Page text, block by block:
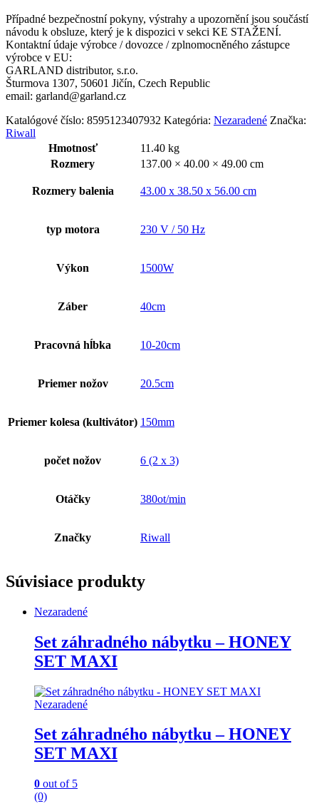
Případné bezpečnostní pokyny, výstrahy a upozornění jsou součástí
návodu k obsluze, který je k dispozici v sekci KE STAŽENÍ.
Kontaktní údaje výrobce / dovozce / zplnomocněného zástupce
výrobce v EU:
GARLAND distributor, s.r.o.
Šturmova 1307, 50601 Jičín, Czech Republic
email: garland@garland.cz
Katalógové číslo: 8595123407932 Kategória: Nezaradené Značka:
Riwall
Hmotnosť
11.40 kg
Rozmery
137.00 × 40.00 × 49.00 cm
Rozmery balenia 43.00 x 38.50 x 56.00 cm
typ motora 230 V / 50 Hz
Výkon 1500W
Záber 40cm
Pracovná hĺbka 10-20cm
Priemer nožov 20.5cm
Priemer kolesa (kultivátor) 150mm
počet nožov 6 (2 x 3)
Otáčky 380ot/min
Značky Riwall
Súvisiace produkty
Nezaradené
Set záhradného nábytku – HONEY
SET MAXI
Nezaradené
Set záhradného nábytku – HONEY
SET MAXI
0 out of 5
(0)